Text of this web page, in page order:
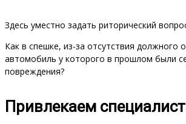
Здесь уместно задать риторический
Как в спешке, из-за отсутствия должного
автомобиль у которого в прошлом были
повреждения?
Привлекаем